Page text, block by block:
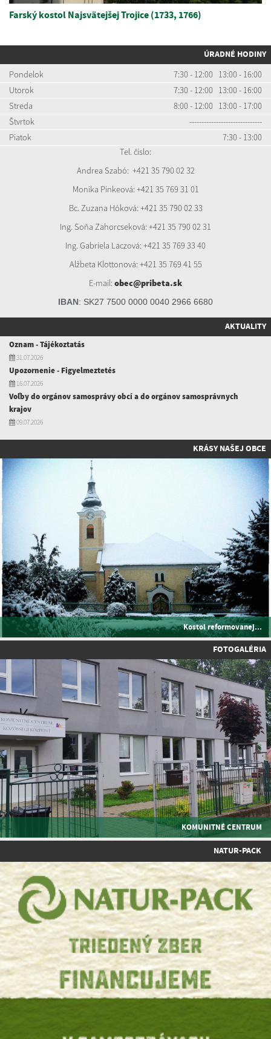
Farský kostol Najsvätejšej Trojice (1733, 1766)
ÚRADNÉ HODINY
Pondelok
7:30 - 12:00 13:00 - 16:00
Utorok
7:30 - 12:00 13:00 - 16:00
Streda
8:00 - 12:00 13:00 - 17:00
Štvrtok
------------------------------
Piatok
7:30 - 13:00
Tel. číslo:
Andrea Szabó: +421 35 790 02 32
Monika Pinkeová: +421 35 769 31 01
Bc. Zuzana Hóková: +421 35 790 02 33
Ing. Soňa Zahorcseková: +421 35 790 02 31
Ing. Gabriela Laczová: +421 35 769 33 40
Alžbeta Klottonová: +421 35 769 41 55
E-mail: obec@pribeta.sk
IBAN: SK27 7500 0000 0040 2966 6680
AKTUALITY
Oznam - Tájékoztatás
31.07.2026
Upozornenie - Figyelmeztetés
16.07.2026
Voľby do orgánov samosprávy obcí a do orgánov samosprávnych
krajov
09.07.2026
KRÁSY NAŠEJ OBCE
Kostol reformovanej...
FOTOGALÉRIA
KOMUNITNÉ CENTRUM
NATUR-PACK